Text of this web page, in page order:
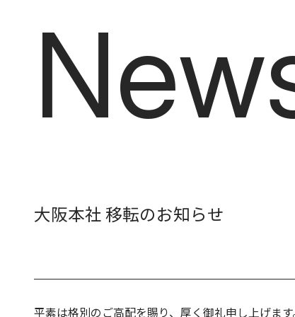
New
大阪本社 移転のお知らせ
平素は格別のご高配を賜り、厚く御礼申し上げます